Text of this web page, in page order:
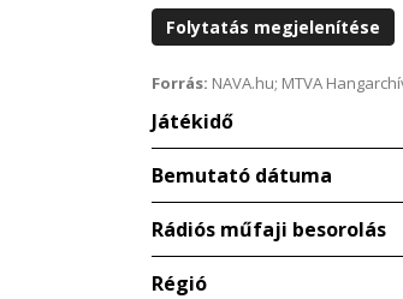
Folytatás megjelenítése
Forrás: NAVA.hu; MTVA
Játékidő
Bemutató dátuma
Rádiós műfaji besorolás
Régió